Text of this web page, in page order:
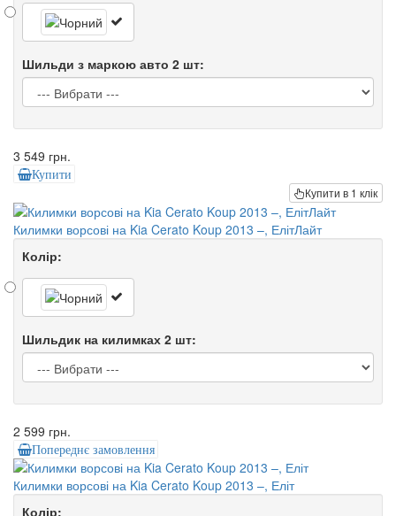
Шильди з маркою авто 2 шт:
3 549 грн.
Купити
Купити в 1 клік
Килимки ворсові на Kia Cerato Koup 2013 –, ЕлітЛайт
Колір:
Шильдик на килимках 2 шт:
2 599 грн.
Попереднє замовлення
Килимки ворсові на Kia Cerato Koup 2013 –, Еліт
Колір: